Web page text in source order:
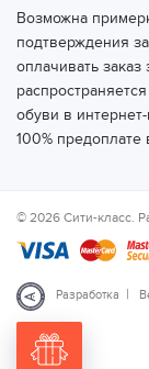
Возможна
подтверждения
оплачивать
обуви в
100%
© 2026 Сити-класс.
Разработка |